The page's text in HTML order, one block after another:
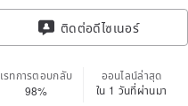
ติดต่อดีไซเนอร์
เรทการตอบกลับ
98%
ออนไลน์ล่าสุด
ใน 1 วันที่ผ่านมา